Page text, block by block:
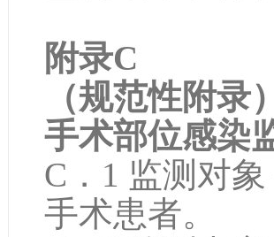
附录C
（规范性附录）
手术部位感染
C．1 监测对
手术患者。